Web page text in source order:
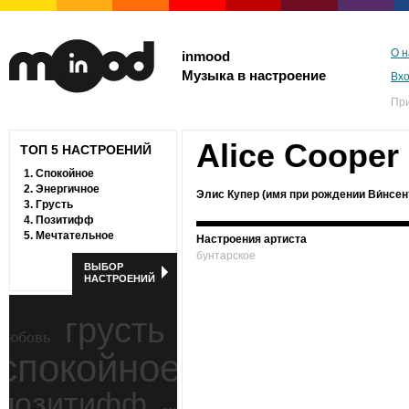
inmood
Музыка в настроение
О
ТОП 5 НАСТРОЕНИЙ
1. Спокойное
2. Энергичное
3. Грусть
4. Позитифф
5. Мечтательное
ВЫБОР
НАСТРОЕНИЙ
грусть
Alice Cooper
Элис Купер (имя при рождении
Настроения артиста
бунтарское